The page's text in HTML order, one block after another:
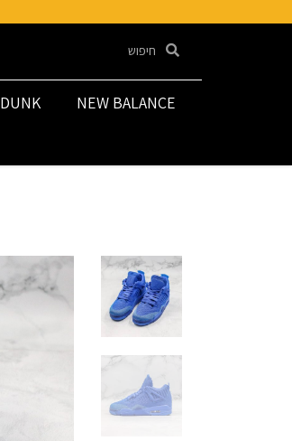
NEW BALANCE
DUNK